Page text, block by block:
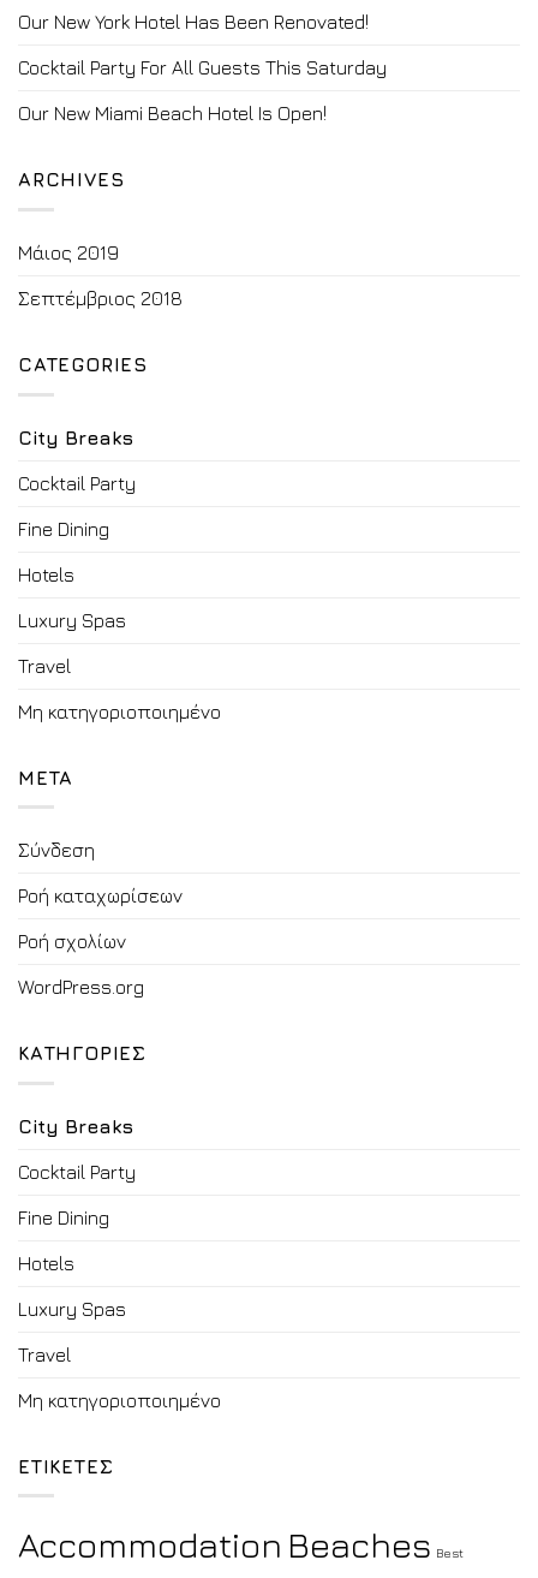
Our New York Hotel Has Been Renovated!
Cocktail Party For All Guests This Saturday
Our New Miami Beach Hotel Is Open!
ARCHIVES
Μάιος 2019
Σεπτέμβριος 2018
CATEGORIES
City Breaks
Cocktail Party
Fine Dining
Hotels
Luxury Spas
Travel
Μη κατηγοριοποιημένο
META
Σύνδεση
Ροή καταχωρίσεων
Ροή σχολίων
WordPress.org
ΚΑΤΗΓΟΡΙΕΣ
City Breaks
Cocktail Party
Fine Dining
Hotels
Luxury Spas
Travel
Μη κατηγοριοποιημένο
ΕΤΙΚΕΤΕΣ
Accommodation Beaches Best